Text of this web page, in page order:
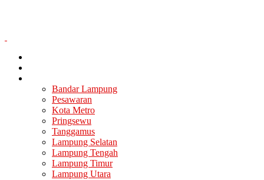
Bandar Lampung
Pesawaran
Kota Metro
Pringsewu
Tanggamus
Lampung Selatan
Lampung Tengah
Lampung Timur
Lampung Utara